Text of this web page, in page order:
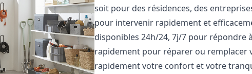
soit pour des résidences, des
pour intervenir rapidement et
disponibles 24h/24, 7j/7 pour répondre
rapidement pour réparer ou remplacer
rapidement votre confort et votre